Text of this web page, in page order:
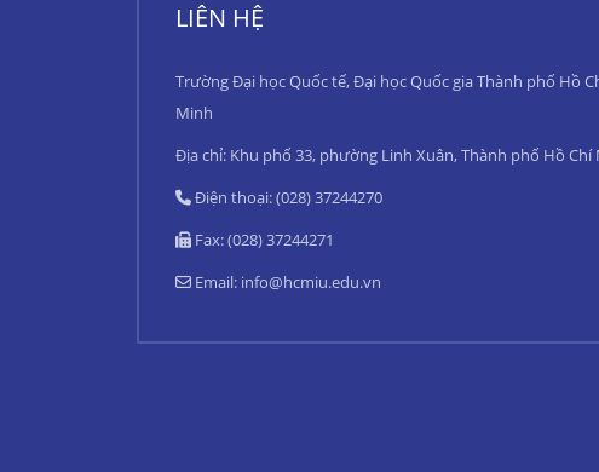
LIÊN HỆ
Trường Đại học Quốc tế, Đại học Quốc gia Thành phố Hồ
Minh
Địa chỉ: Khu phố 33, phường Linh Xuân, Thành phố Hồ Chí
Điện thoại: (028) 37244270
Fax: (028) 37244271
Email: info@hcmiu.edu.vn